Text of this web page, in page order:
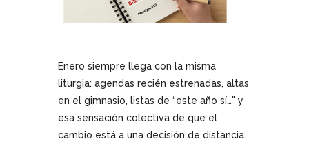
Enero siempre llega con la misma
liturgia: agendas recién estrenadas, altas
en el gimnasio, listas de “este año sí…" y
esa sensación colectiva de que el
cambio está a una decisión de distancia.